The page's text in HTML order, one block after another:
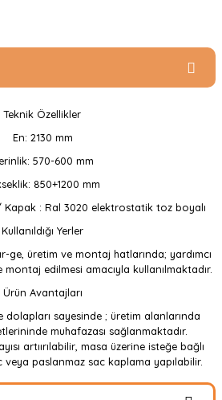
Teknik Özellikler
En: 2130 mm
570-600 mm
850+1200 mm
Kapak : Ral 3020 elektrostatik toz boyalı
Kullanıldığı Yerler
üretim ve montaj hatlarında; yardımcı
edilmesi amacıyla kullanılmaktadır.
Ürün Avantajları
dolapları sayesinde ; üretim alanlarında
muhafazası sağlanmaktadır.
artıırılabilir, masa üzerine isteğe bağlı
paslanmaz sac kaplama yapılabilir.